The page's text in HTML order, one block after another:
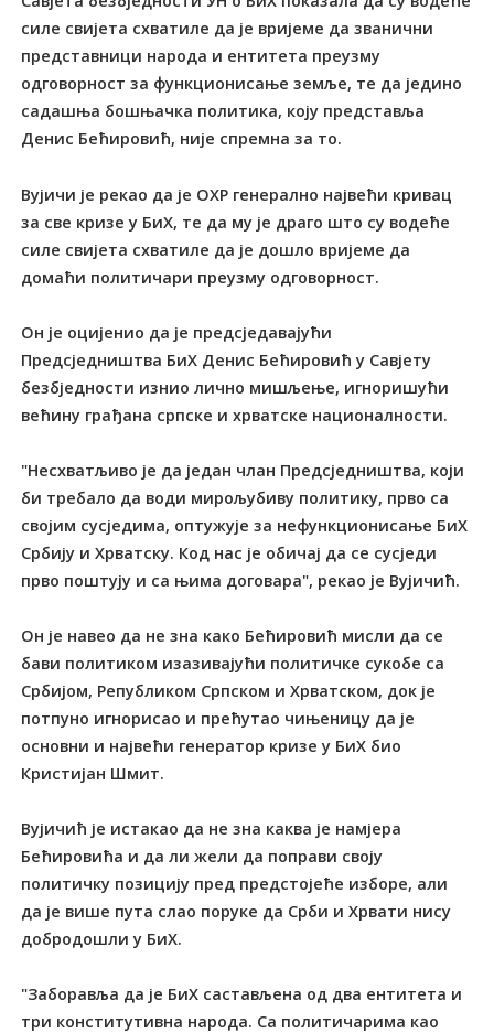
силе свијета схватиле да је вријеме да званични
представници народа и ентитета преузму
одговорност за функционисање земље, те да једино
садашња бошњачка политика, коју представља
Денис Бећировић, није спремна за то.
Вујичи је рекао да је ОХР генерално највећи кривац
за све кризе у БиХ, те да му је драго што су водеће
силе свијета схватиле да је дошло вријеме да
домаћи политичари преузму одговорност.
Он је оцијенио да је предсједавајући
Предсједништва БиХ Денис Бећировић у Савјету
безбједности изнио лично мишљење, игноришући
већину грађана српске и хрватске националности.
"Несхватљиво је да један члан Предсједништва, који
би требало да води мирољубиву политику, прво са
својим сусједима, оптужује за нефункционисање БиХ
Србију и Хрватску. Код нас је обичај да се сусједи
прво поштују и са њима договара", рекао је Вујичић.
Он је навео да не зна како Бећировић мисли да се
бави политиком изазивајући политичке сукобе са
Србијом, Републиком Српском и Хрватском, док је
потпуно игнорисао и прећутао чињеницу да је
основни и највећи генератор кризе у БиХ био
Кристијан Шмит.
Вујичић је истакао да не зна каква је намјера
Бећировића и да ли жели да поправи своју
политичку позицију пред предстојеће изборе, али
да је више пута слао поруке да Срби и Хрвати нису
добродошли у БиХ.
"Заборавља да је БиХ састављена од два ентитета и
три конститутивна народа. Са политичарима као